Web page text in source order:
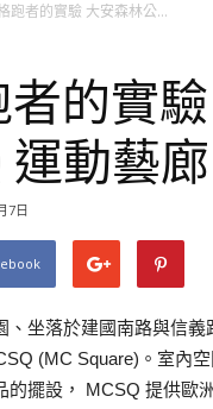
跑者的實驗 大安森林公...
者的實
運動藝廊
7日
、坐落於建國南路與信
(MC Square)。室內
的擺設， MCSQ 提供歐